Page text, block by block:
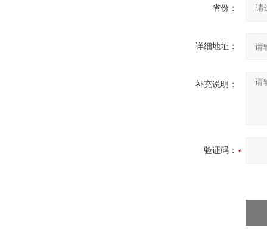
省份：
详细地址：
补充说明：
验证码：